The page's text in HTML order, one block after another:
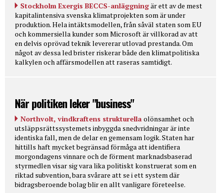
Stockholm Exergis BECCS-anläggningär ett av de mest
kapitalintensiva svenska klimatprojekten som är under
produktion. Hela intäktsmodellen, från såväl staten som EU
och kommersiella kunder som Microsoft är villkorad av att
en delvis oprövad teknik levererar utlovad prestanda. Om
något av dessa led brister riskerar både den klimatpolitiska
kalkylen och affärsmodellen att raseras samtidigt.
När politiken leker "business"
Northvolt, vindkraftens strukturella olönsamhet och
utsläppsrättssystemets inbyggda snedvridningar är inte
identiska fall, men de delar en gemensam logik. Staten har
hittills haft mycket begränsad förmåga att identifiera
morgondagens vinnare och de förment marknadsbaserad
styrmedlen visar sig vara lika politiskt konstruerat som en
riktad subvention, bara svårare att se i ett system där
bidragsberoende bolag blir en allt vanligare företeelse.